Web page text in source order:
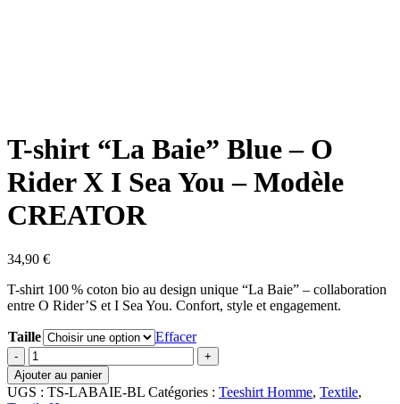
T-shirt “La Baie” Blue – O
Rider X I Sea You – Modèle
CREATOR
34,90 €
T-shirt 100 % coton bio au design unique “La Baie” – collaboration
entre O Rider’S et I Sea You. Confort, style et engagement.
Taille
Effacer
quantité
de
T-
Ajouter au panier
UGS : TS-LABAIE-BL Catégories : Teeshirt Homme, Textile,